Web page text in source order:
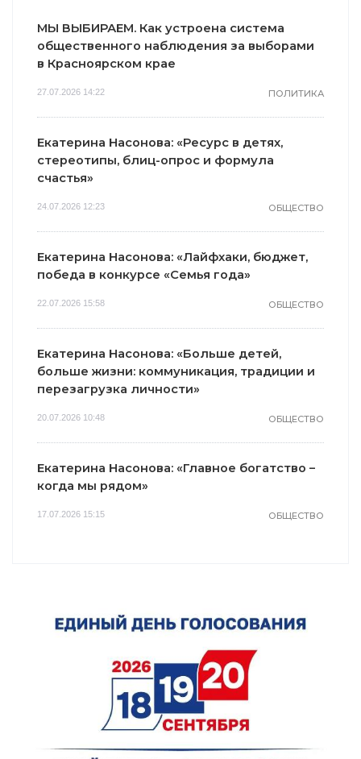
МЫ ВЫБИРАЕМ. Как устроена система
общественного наблюдения за выборами
в Красноярском крае
27.07.2026 14:22 ПОЛИТИКА
Екатерина Насонова: «Ресурс в детях,
стереотипы, блиц-опрос и формула
счастья»
24.07.2026 12:23 ОБЩЕСТВО
Екатерина Насонова: «Лайфхаки, бюджет,
победа в конкурсе «Семья года»
22.07.2026 15:58 ОБЩЕСТВО
Екатерина Насонова: «Больше детей,
больше жизни: коммуникация, традиции и
перезагрузка личности»
20.07.2026 10:48 ОБЩЕСТВО
Екатерина Насонова: «Главное богатство –
когда мы рядом»
17.07.2026 15:15 ОБЩЕСТВО